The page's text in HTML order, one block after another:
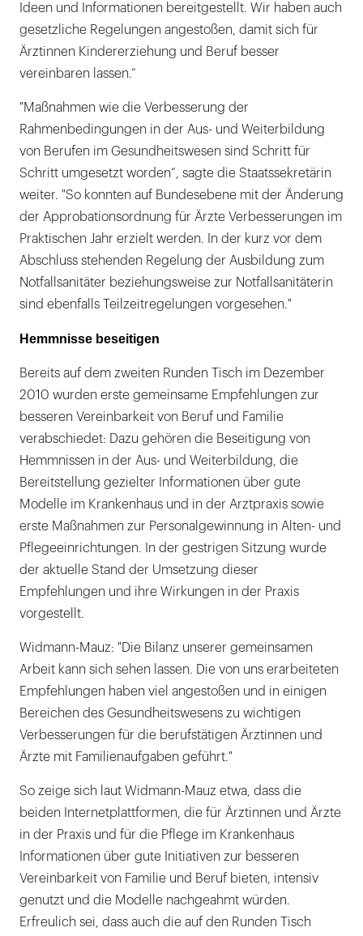
Ideen und Informationen bereitgestellt. Wir haben auch
gesetzliche Regelungen angestoßen, damit sich für
Ärztinnen Kindererziehung und Beruf besser
vereinbaren lassen.“
"Maßnahmen wie die Verbesserung der
Rahmenbedingungen in der Aus- und Weiterbildung
von Berufen im Gesundheitswesen sind Schritt für
Schritt umgesetzt worden“, sagte die Staatssekretärin
weiter. "So konnten auf Bundesebene mit der Änderung
der Approbationsordnung für Ärzte Verbesserungen im
Praktischen Jahr erzielt werden. In der kurz vor dem
Abschluss stehenden Regelung der Ausbildung zum
Notfallsanitäter beziehungsweise zur Notfallsanitäterin
sind ebenfalls Teilzeitregelungen vorgesehen."
Hemmnisse beseitigen
Bereits auf dem zweiten Runden Tisch im Dezember
2010 wurden erste gemeinsame Empfehlungen zur
besseren Vereinbarkeit von Beruf und Familie
verabschiedet: Dazu gehören die Beseitigung von
Hemmnissen in der Aus- und Weiterbildung, die
Bereitstellung gezielter Informationen über gute
Modelle im Krankenhaus und in der Arztpraxis sowie
erste Maßnahmen zur Personalgewinnung in Alten- und
Pflegeeinrichtungen. In der gestrigen Sitzung wurde
der aktuelle Stand der Umsetzung dieser
Empfehlungen und ihre Wirkungen in der Praxis
vorgestellt.
Widmann-Mauz: "Die Bilanz unserer gemeinsamen
Arbeit kann sich sehen lassen. Die von uns erarbeiteten
Empfehlungen haben viel angestoßen und in einigen
Bereichen des Gesundheitswesens zu wichtigen
Verbesserungen für die berufstätigen Ärztinnen und
Ärzte mit Familienaufgaben geführt."
So zeige sich laut Widmann-Mauz etwa, dass die
beiden Internetplattformen, die für Ärztinnen und Ärzte
in der Praxis und für die Pflege im Krankenhaus
Informationen über gute Initiativen zur besseren
Vereinbarkeit von Familie und Beruf bieten, intensiv
genutzt und die Modelle nachgeahmt würden.
Erfreulich sei, dass auch die auf den Runden Tisch